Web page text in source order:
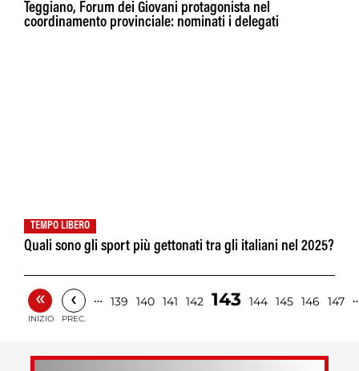
Teggiano, Forum dei Giovani protagonista nel
coordinamento provinciale: nominati i delegati
TEMPO LIBERO
Quali sono gli sport più gettonati tra gli italiani nel 2025?
«
INIZIO
‹
PREC.
… 139 140 141 142 143 144 145 146 147